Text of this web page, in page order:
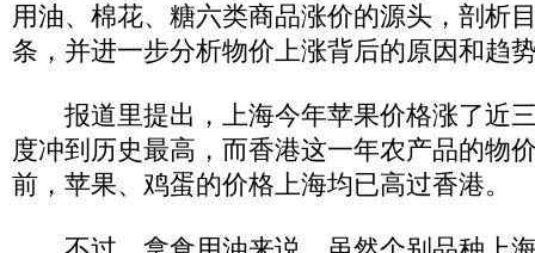
用油、棉花、糖六类商品涨价的源头，剖析
条，并进一步分析物价上涨背后的原因和趋
报道里提出，上海今年苹果价格涨了近
度冲到历史最高，而香港这一年农产品的物
前，苹果、鸡蛋的价格上海均已高过香港。